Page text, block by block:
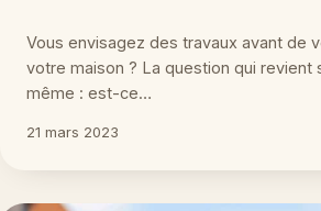
Vous envisagez des travaux avant de
votre maison ? La question qui revient
même : est-ce…
21 mars 2023